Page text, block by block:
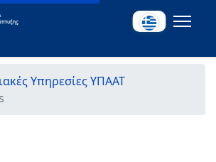
Υπηρεσίες ΥΠΑΑΤ